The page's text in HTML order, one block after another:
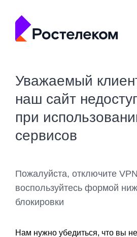
Уважаемый
наш сайт
при
сервисов
Пожалуйста, отключите
воспользуйтесь формой
блокировки
Нам нужно убедиться, что вы